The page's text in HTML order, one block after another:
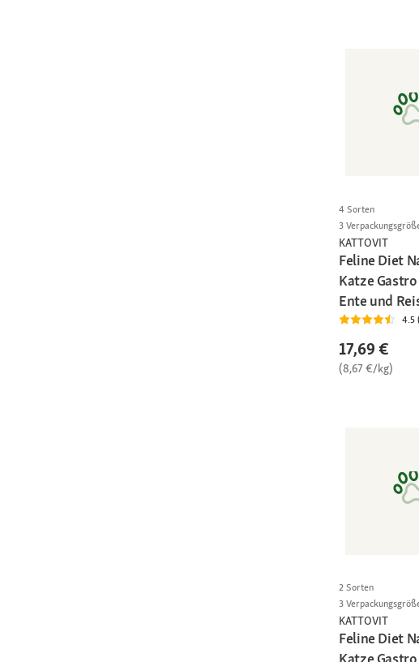
4 Sorten
3
KATTOVIT
Feline Diet
Katze
Ente und
4.5
17,69 €
(8,67 €/kg)
2 Sorten
3
KATTOVIT
Feline Diet
Katze